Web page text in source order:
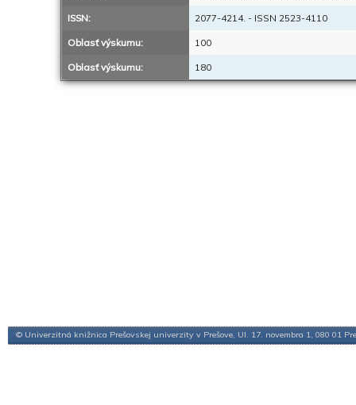
ISSN: 2077-4214. - ISSN 2523-4110
Oblasť výskumu: 100
Oblasť výskumu: 180
© Univerzitná knižnica Prešovskej univerzity v Prešove, Ul. 17. novembra 1, 080 01